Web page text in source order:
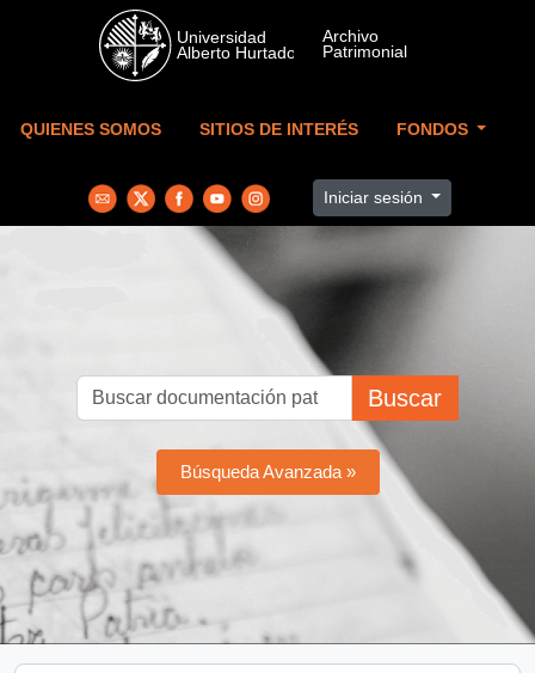
Skip to main content
QUIENES SOMOS SITIOS DE INTERÉS FONDOS
Iniciar sesión
Buscar
Búsqueda Avanzada »